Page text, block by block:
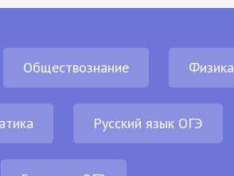
Обществознание Физика
Русский язык ОГЭ